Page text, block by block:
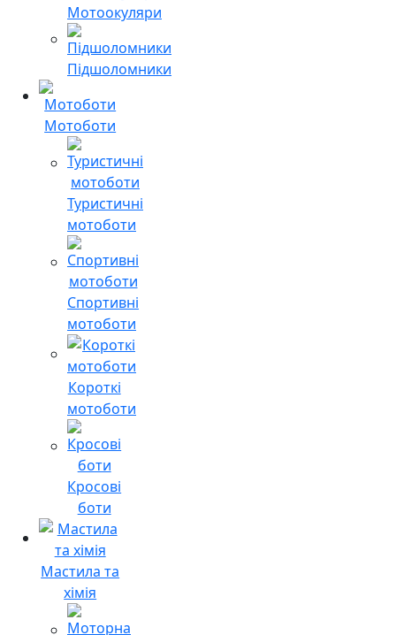
Мотоокуляри
Підшоломники
Мотоботи
Туристичні
мотоботи
Спортивні
мотоботи
Короткі
мотоботи
Кросові
боти
Мастила та
хімія